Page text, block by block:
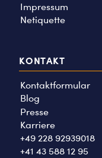
Impressum
Netiquette
KONTAKT
Kontaktformular
Blog
Presse
Karriere
+49 228 92939018
+41 43 588 12 95